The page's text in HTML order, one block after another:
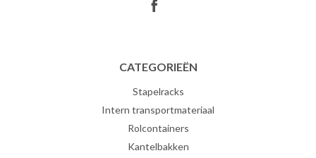
CATEGORIEËN
Stapelracks
Intern transportmateriaal
Rolcontainers
Kantelbakken